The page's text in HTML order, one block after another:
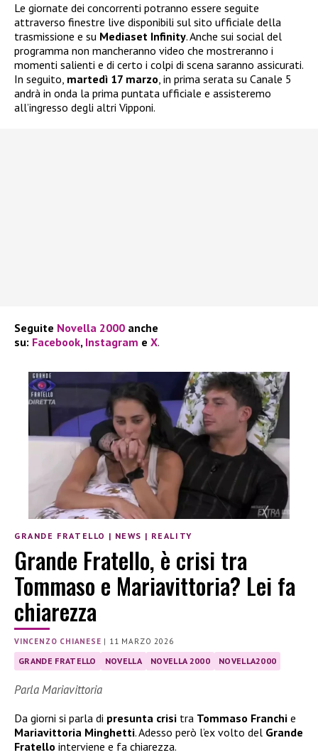
Le giornate dei concorrenti potranno essere seguite
attraverso finestre live disponibili sul sito ufficiale della
trasmissione e su Mediaset Infinity. Anche sui social del
programma non mancheranno video che mostreranno i
momenti salienti e di certo i colpi di scena saranno assicurati.
In seguito, martedì 17 marzo, in prima serata su Canale 5
andrà in onda la prima puntata ufficiale e assisteremo
all’ingresso degli altri Vipponi.
Seguite Novella 2000 anche
su: Facebook, Instagram e X.
GRANDE FRATELLO | NEWS | REALITY
Grande Fratello, è crisi tra
Tommaso e Mariavittoria? Lei fa
chiarezza
VINCENZO CHIANESE | 11 MARZO 2026
GRANDE FRATELLO NOVELLA NOVELLA 2000 NOVELLA2000
Parla Mariavittoria
Da giorni si parla di presunta crisi tra Tommaso Franchi e
Mariavittoria Minghetti. Adesso però l’ex volto del Grande
Fratello interviene e fa chiarezza.